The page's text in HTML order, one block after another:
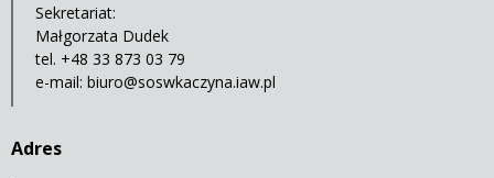
Sekretariat:
Małgorzata Dudek
tel. +48 33 873 03 79
e-mail: biuro@soswkaczyna.iaw.pl
Adres